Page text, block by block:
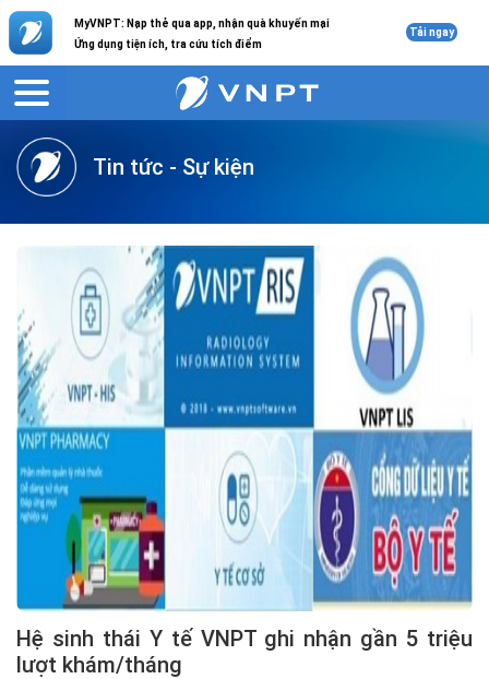
MyVNPT: Nạp thẻ qua app, nhận quà khuyến mại
Ứng dụng tiện ích, tra cứu tích điểm
Tải ngay
VNPT Tin tức
Tin tức - Sự kiện
Hệ sinh thái Y tế VNPT ghi nhận gần 5 triệu
lượt khám/tháng